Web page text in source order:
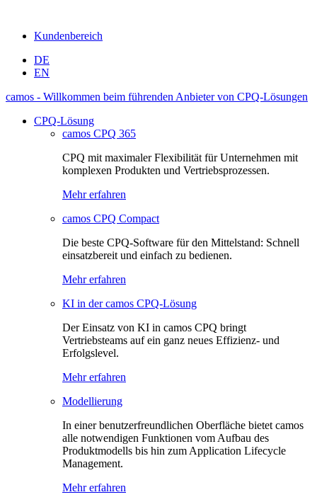
Kundenbereich
DE
EN
camos - Willkommen beim führenden Anbieter von CPQ-Lösungen
CPQ-Lösung
camos CPQ 365
CPQ mit maximaler Flexibilität für Unternehmen mit
komplexen Produkten und Vertriebsprozessen.
Mehr erfahren
camos CPQ Compact
Die beste CPQ-Software für den Mittelstand: Schnell
einsatzbereit und einfach zu bedienen.
Mehr erfahren
KI in der camos CPQ-Lösung
Der Einsatz von KI in camos CPQ bringt
Vertriebsteams auf ein ganz neues Effizienz- und
Erfolgslevel.
Mehr erfahren
Modellierung
In einer benutzerfreundlichen Oberfläche bietet camos
alle notwendigen Funktionen vom Aufbau des
Produktmodells bis hin zum Application Lifecycle
Management.
Mehr erfahren